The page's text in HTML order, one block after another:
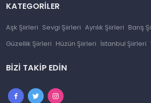
KATEGORILER
Aşk Şiirleri Sevgi Şiirleri Ayrılık Şiirleri Barış
Güzellik Şiirleri Hüzün Şiirleri İstanbul Şiirleri
BIZI TAKIP EDIN